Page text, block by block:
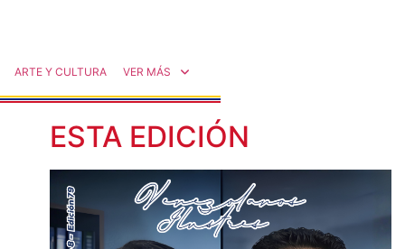
ARTE Y CULTURA VER MÁS
ESTA EDICIÓN